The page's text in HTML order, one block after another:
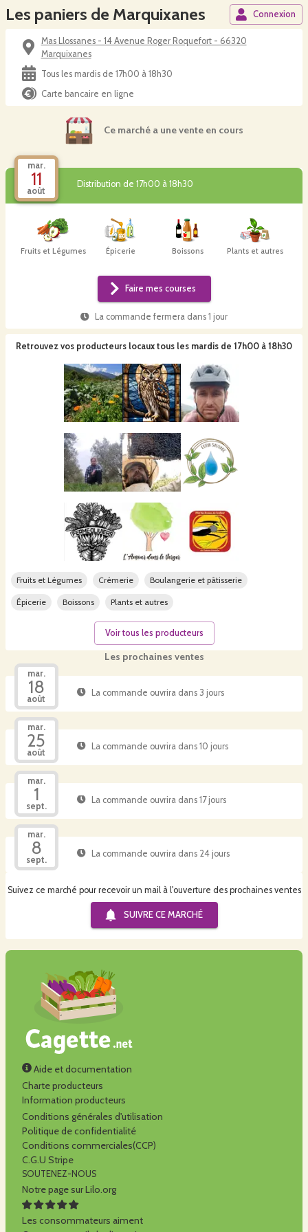
Les paniers de Marquixanes Connexion
Mas Llossanes - 14 Avenue Roger Roquefort - 66320
Marquixanes
Tous les mardis de 17h00 à 18h30
Carte bancaire en ligne
Ce marché a une vente en cours
mar.
11
août
Distribution de 17h00 à 18h30
Fruits et Légumes Épicerie Boissons Plants et autres
Faire mes courses
La commande fermera dans 1 jour
Les prochaines ventes
mar.
18
août
La commande ouvrira dans 3 jours
mar.
25
août
La commande ouvrira dans 10 jours
mar.
1
sept.
La commande ouvrira dans 17 jours
mar.
8
sept.
La commande ouvrira dans 24 jours
Suivez ce marché pour recevoir un mail à l'ouverture des prochaines ventes
SUIVRE CE MARCHÉ
Retrouvez vos producteurs locaux tous les mardis de 17h00 à 18h30
Fruits et Légumes Crèmerie Boulangerie et pâtisserie
Épicerie Boissons Plants et autres
Voir tous les producteurs
Aide et documentation
Charte producteurs
Information producteurs
Conditions générales d'utilisation
Politique de confidentialité
Conditions commerciales(CCP)
C.G.U Stripe
SOUTENEZ-NOUS
Notre page sur Lilo.org
Les consommateurs aiment